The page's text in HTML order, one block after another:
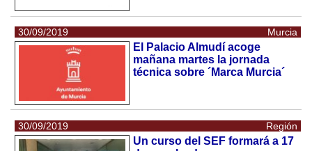
30/09/2019 Murcia
El Palacio Almudí acoge
mañana martes la jornada
técnica sobre ´Marca Murcia´
30/09/2019 Región
Un curso del SEF formará a 17